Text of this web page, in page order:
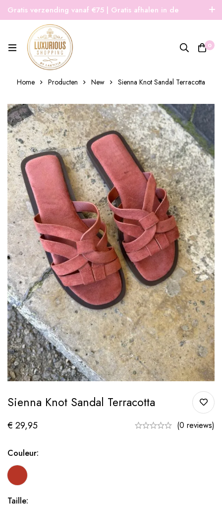
Gratis verzending vanaf €75 | Gratis afhalen in de
winkel | Snelle verzending
0
Home Producten New Sienna Knot Sandal Terracotta
Sienna Knot Sandal Terracotta
€ 29,95 (0 reviews)
Couleur:
Taille: